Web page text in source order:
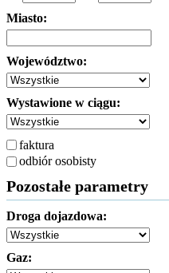
Miasto:
Województwo:
Wystawione w ciągu:
faktura
odbiór osobisty
Pozostałe parametry
Droga dojazdowa:
Gaz: